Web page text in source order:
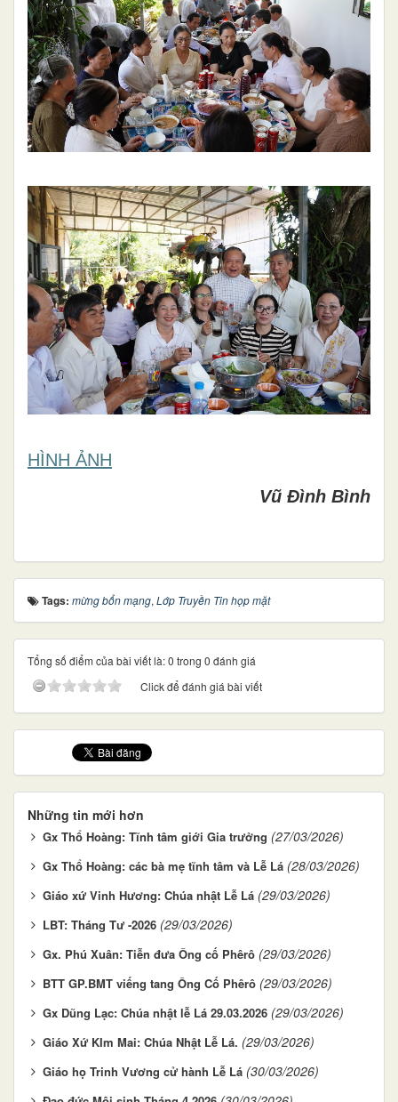
HÌNH ẢNH
Vũ Đình Bình
Tags: mừng bổn mạng, Lớp Truyền Tin họp mặt
Tổng số điểm của bài viết là: 0 trong 0 đánh giá
Click để đánh giá bài viết
Những tin mới hơn
Gx Thổ Hoàng: Tĩnh tâm giới Gia trưởng (27/03/2026)
Gx Thổ Hoàng: các bà mẹ tĩnh tâm và Lễ Lá (28/03/2026)
Giáo xứ Vinh Hương: Chúa nhật Lễ Lá (29/03/2026)
LBT: Tháng Tư -2026 (29/03/2026)
Gx. Phú Xuân: Tiễn đưa Ông cố Phêrô (29/03/2026)
BTT GP.BMT viếng tang Ông Cố Phêrô (29/03/2026)
Gx Dũng Lạc: Chúa nhật lễ Lá 29.03.2026 (29/03/2026)
Giáo Xứ KIm Mai: Chúa Nhật Lễ Lá. (29/03/2026)
Giáo họ Trinh Vương cử hành Lễ Lá (30/03/2026)